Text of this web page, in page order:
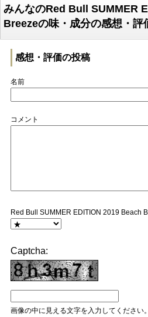
みんなのRed Bull SUMMER
Breezeの味・成分の感想・評
感想・評価の投稿
名前
コメント
Red Bull SUMMER EDITION 2019 Beach
Captcha:
画像の中に見える文字を入力してください。